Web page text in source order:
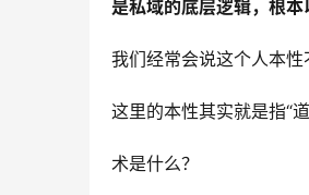
是私域的底层逻辑，根本
我们经常会说这个人本性
这里的本性其实就是指“
术是什么？